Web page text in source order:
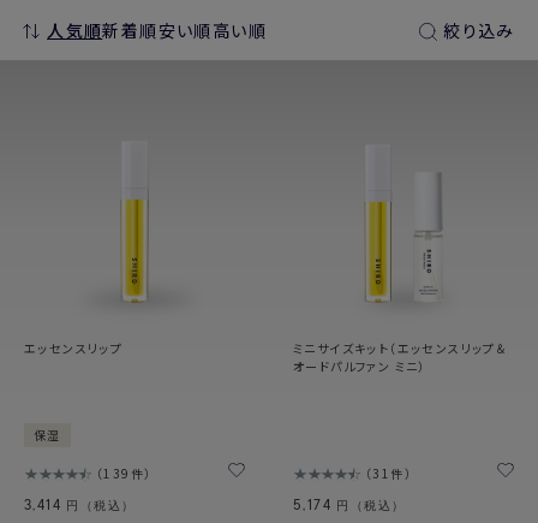
人気順新着順安い順高い順 絞り込み
エッセンスリップ
保湿
139件
3,414 円（税込）
ミニサイズキット（エッセンスリップ＆
オードパルファン ミニ）
31件
5,174 円（税込）